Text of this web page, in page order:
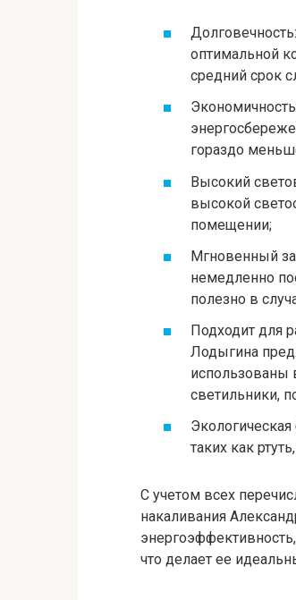
оптимальной
средний срок
гораздо
Высокий
высокой
помещении;
Мгновенный
немедленно
полезно в
Подходит для
Лодыгина
использованы
светильники,
таких как
С учетом всех
накаливания
что делает ее